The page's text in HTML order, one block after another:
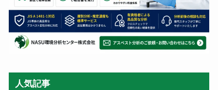
人気記事